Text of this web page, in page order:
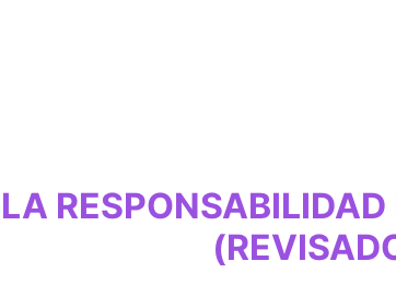
LA RESPONSABILIDAD